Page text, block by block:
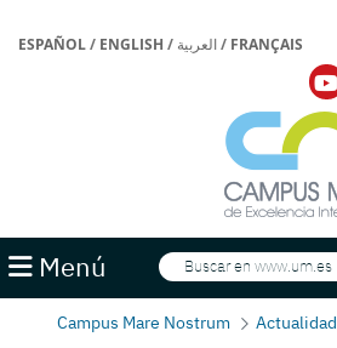
ESPAÑOL/ ENGLISH / العربية/ FRANÇAIS
Menú Buscar
Campus Mare Nostrum Actualidad